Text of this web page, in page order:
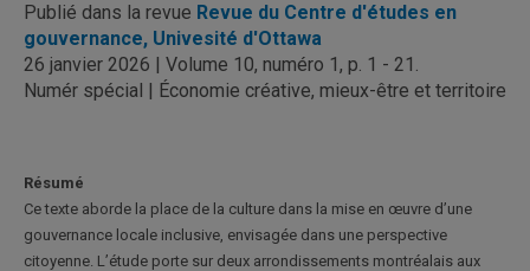
Publié dans la revue Revue du Centre d'études en
gouvernance, Univesité d'Ottawa
26 janvier 2026 | Volume 10, numéro 1, p. 1 - 21.
Numér spécial | Économie créative, mieux-être et territoire
Résumé
Ce texte aborde la place de la culture dans la mise en œuvre d’une
gouvernance locale inclusive, envisagée dans une perspective
citoyenne. L’étude porte sur deux arrondissements montréalais aux